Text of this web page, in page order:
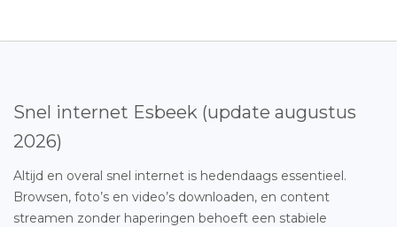
Snel internet Esbeek (update augustus
2026)
Altijd en overal snel internet is hedendaags essentieel.
Browsen, foto’s en video’s downloaden, en content
streamen zonder haperingen behoeft een stabiele